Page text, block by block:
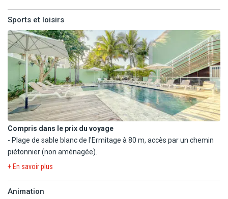
Sports et loisirs
Compris dans le prix du voyage
- Plage de sable blanc de l'Ermitage à 80 m, accès par un chemin
piétonnier (non aménagée).
- Piscine d'eau douce chauffée à 28° de mai à septembre,
- Prêt gratuit de masques, tubas, palmes, parasols (selon
+ En savoir plus
Animation